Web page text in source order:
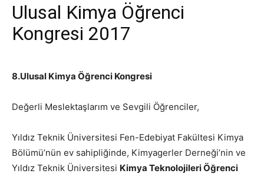
Ulusal Kimya Öğrenci
Kongresi 2017
8.Ulusal Kimya Öğrenci Kongresi
Değerli Meslektaşlarım ve Sevgili Öğrenciler,
Yıldız Teknik Üniversitesi Fen-Edebiyat Fakültesi Kimya
Bölümü’nün ev sahipliğinde, Kimyagerler Derneği’nin ve
Yıldız Teknik Üniversitesi Kimya Teknolojileri Öğrenci